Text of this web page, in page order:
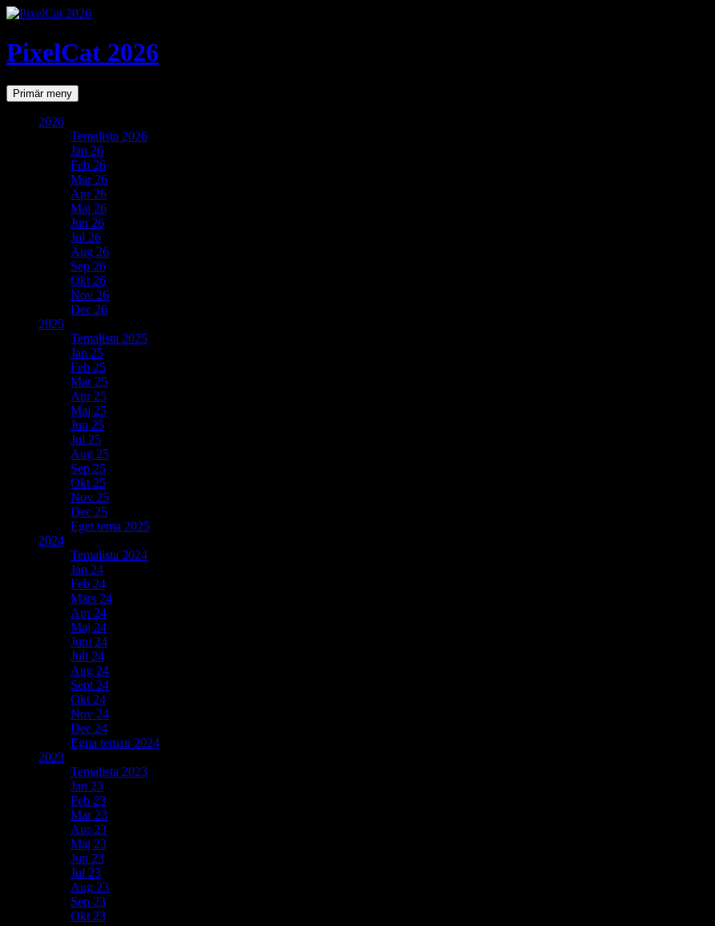
PixelCat 2026
SökPrimär meny Gå
till
2026
Temalista 2026
Jan 26
Feb 26
Mar 26
Apr 26
Maj 26
Jun 26
Jul 26
Aug 26
Sep 26
Okt 26
Nov 26
Dec 26
2025
Temalista 2025
Jan 25
Feb 25
Mar 25
Apr 25
Maj 25
Jun 25
Jul 25
Aug 25
Sep 25
Okt 25
Nov 25
Dec 25
Eget tema 2025
2024
Temalista 2024
Jan 24
Feb 24
Mars 24
Apr 24
Maj 24
Juni 24
Juli 24
Aug 24
Sept 24
Okt 24
Nov 24
Dec 24
Egna teman 2024
2023
Temalista 2023
Jan 23
Feb 23
Mar 23
Apr 23
Maj 23
Jun 23
Jul 23
Aug 23
Sep 23
Okt 23